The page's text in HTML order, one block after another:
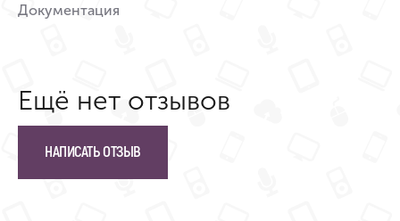
Документация
Ещё нет отзывов
НАПИСАТЬ ОТЗЫВ